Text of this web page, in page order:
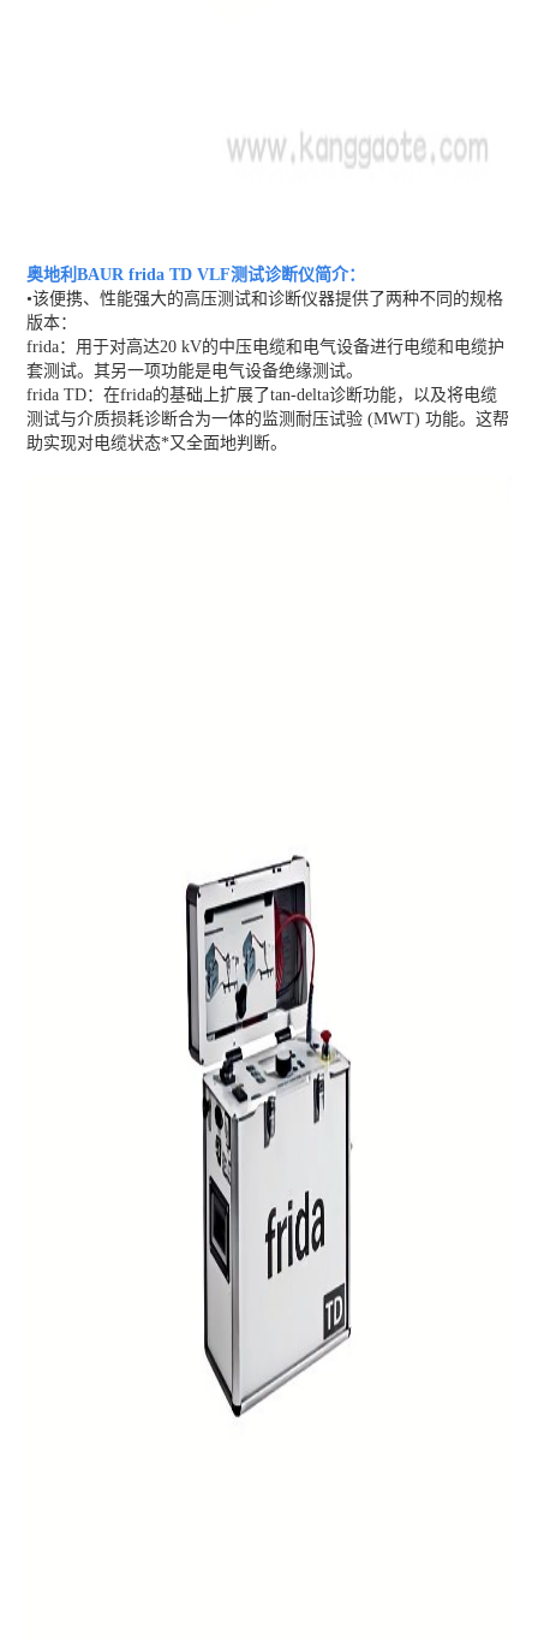
奥地利BAUR frida TD VLF测试诊断仪简介：
•该便携、性能强大的高压测试和诊断仪器提供了两种不同的规格
版本：
frida：用于对高达20 kV的中压电缆和电气设备进行电缆和电缆护
套测试。其另一项功能是电气设备绝缘测试。
frida TD：在frida的基础上扩展了tan-delta诊断功能，以及将电缆
测试与介质损耗诊断合为一体的监测耐压试验 (MWT) 功能。这帮
助实现对电缆状态*又全面地判断。